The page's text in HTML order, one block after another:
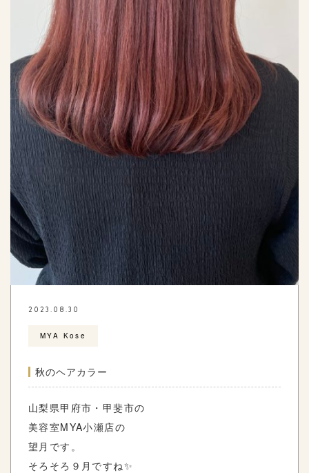
2023.08.30
MYA Kose
秋のヘアカラー
山梨県甲府市・甲斐市の
美容室MYA小瀬店の
望月です。
そろそろ９月ですね✨